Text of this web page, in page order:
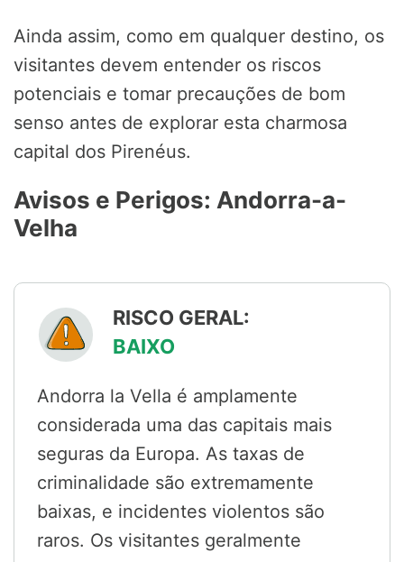
Ainda assim, como em qualquer destino, os
visitantes devem entender os riscos
potenciais e tomar precauções de bom
senso antes de explorar esta charmosa
capital dos Pirenéus.
Avisos e Perigos: Andorra-a-
Velha
RISCO GERAL:
BAIXO
Andorra la Vella é amplamente
considerada uma das capitais mais
seguras da Europa. As taxas de
criminalidade são extremamente
baixas, e incidentes violentos são
raros. Os visitantes geralmente